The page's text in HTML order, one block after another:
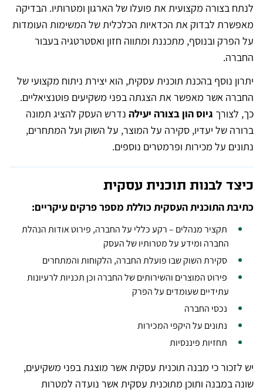
לנתח בצורה מקצועית את פועלו של הארגון ומטרותיו. הבדיקה
מאפשרת לבדוק את הכדאיות הכלכלית של המשימות העומדות
על הפרק ובנוסף, מתכננת ומתווה חזון ואסטרטגיה בעבור
החברה.
יתרון נוסף בהכנת תוכנית עסקית, הוא יצירת ניתוח מקצועי של
החברה אשר מאפשר את הצגתה בפני משקיעים פוטנציאליים.
כך, לצורך גיוס הון בצורה יעילה נדרש העסק להציג תמונה
ברורה של יעדיו, סקירה על המוצר, על השוק ועל המתחרים,
נתונים על מכירות ופרמטרים נוספים.
כיצד לבנות תוכנית עסקית
כתיבת התוכנית העסקית כוללת מספר פרקים עיקריים:
תקציר מנהלים – רקע כללי על החברה, פירוט אודות הנהלת
החברה ומידע על מטרותיו של העסק
סקירת השוק שבו פועלת החברה, הלקוחות והמתחרים
פירוט המוצרים והשירותים של החברה וכן תכניות לרעיונות
עתידיים שעומדים על הפרק
נכסי החברה
נתונים על היקפי המכירות
תחזיות פיננסיות
יש לזכור כי מבנה תוכנית עסקית אשר מוצגת בפני משקיעים,
שונה במבנה ותוכן מתוכנית עסקית אשר נועדה למטרות